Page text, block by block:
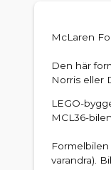
McLaren
Den här
Norris eller
LEGO-
MCL36-
varandra).